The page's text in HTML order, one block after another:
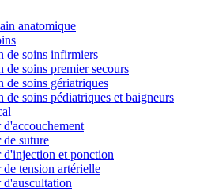
anatomique
de soins infirmiers
de soins premier secours
de soins gériatriques
de soins pédiatriques et baigneurs
d'accouchement
de suture
d'injection et ponction
de tension artérielle
d'auscultation